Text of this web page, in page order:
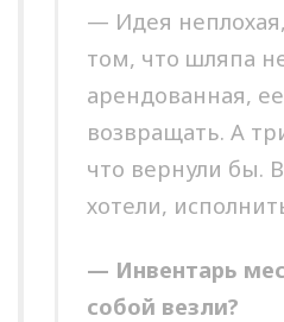
— Идея
том, что шляпа
арендованная,
возвращать. А
что вернули бы.
хотели,
— Инвентарь
собой везли?